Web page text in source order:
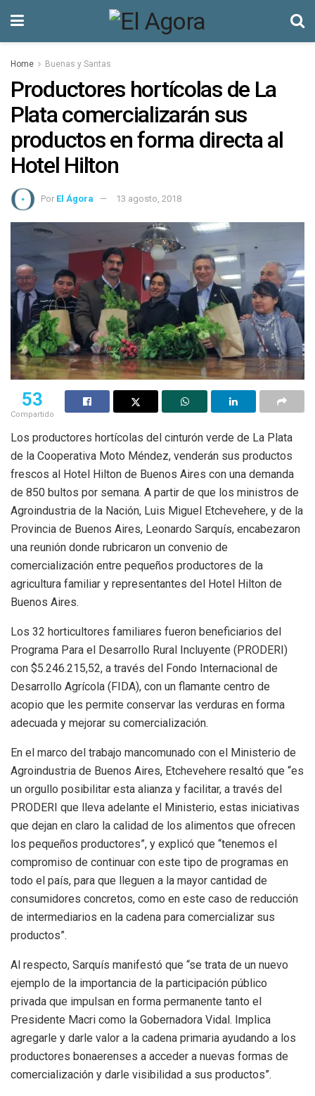
Home Buenas y Santas
Productores hortícolas de La
Plata comercializarán sus
productos en forma directa al
Hotel Hilton
Por El Ágora 13 agosto, 2018
53
Compartido
Los productores hortícolas del cinturón verde de La Plata
de la Cooperativa Moto Méndez, venderán sus productos
frescos al Hotel Hilton de Buenos Aires con una demanda
de 850 bultos por semana. A partir de que los ministros de
Agroindustria de la Nación, Luis Miguel Etchevehere, y de la
Provincia de Buenos Aires, Leonardo Sarquís, encabezaron
una reunión donde rubricaron un convenio de
comercialización entre pequeños productores de la
agricultura familiar y representantes del Hotel Hilton de
Buenos Aires.
Los 32 horticultores familiares fueron beneficiarios del
Programa Para el Desarrollo Rural Incluyente (PRODERI)
con $5.246.215,52, a través del Fondo Internacional de
Desarrollo Agrícola (FIDA), con un flamante centro de
acopio que les permite conservar las verduras en forma
adecuada y mejorar su comercialización.
En el marco del trabajo mancomunado con el Ministerio de
Agroindustria de Buenos Aires, Etchevehere resaltó que “es
un orgullo posibilitar esta alianza y facilitar, a través del
PRODERI que lleva adelante el Ministerio, estas iniciativas
que dejan en claro la calidad de los alimentos que ofrecen
los pequeños productores”, y explicó que “tenemos el
compromiso de continuar con este tipo de programas en
todo el país, para que lleguen a la mayor cantidad de
consumidores concretos, como en este caso de reducción
de intermediarios en la cadena para comercializar sus
productos”.
Al respecto, Sarquís manifestó que “se trata de un nuevo
ejemplo de la importancia de la participación público
privada que impulsan en forma permanente tanto el
Presidente Macri como la Gobernadora Vidal. Implica
agregarle y darle valor a la cadena primaria ayudando a los
productores bonaerenses a acceder a nuevas formas de
comercialización y darle visibilidad a sus productos”.